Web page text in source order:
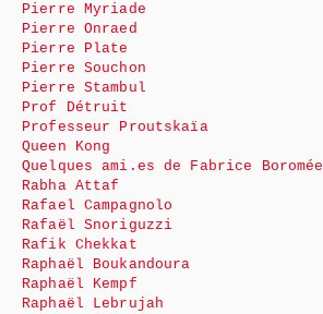
Pierre Myriade
Pierre Onraed
Pierre Plate
Pierre Souchon
Pierre Stambul
Prof Détruit
Professeur Proutskaïa
Queen Kong
Quelques ami.es de Fabrice Boromée
Rabha Attaf
Rafael Campagnolo
Rafaël Snoriguzzi
Rafik Chekkat
Raphaël Boukandoura
Raphaël Kempf
Raphaël Lebrujah